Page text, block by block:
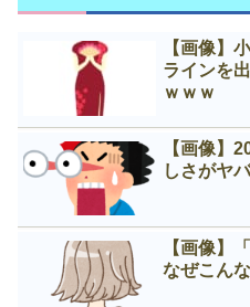
【画像】
ラインを
ｗｗｗ
【画像】
しさがヤ
【画像】
なぜこん